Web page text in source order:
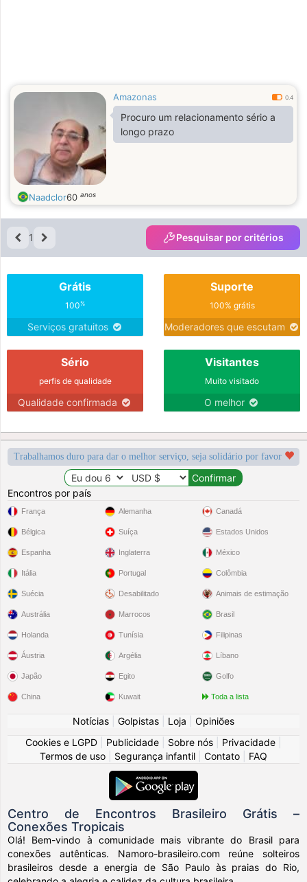
Amazonas 0.4
Procuro um relacionamento sério a
longo prazo
Naadclor60 anos
1 Pesquisar por critérios
Grátis
100%
Serviços gratuitos
Suporte
100% grátis
Moderadores que escutam
Sério
perfis de qualidade
Qualidade confirmada
Visitantes
Muito visitado
O melhor
Trabalhamos duro para dar o melhor serviço, seja solidário por favor
Encontros por país
França
Bélgica
Espanha
Itália
Suécia
Alemanha
Suíça
Inglaterra
Portugal
Desabilitado
Canadá
Estados Unidos
México
Colômbia
Animais de estimação
Austrália
Holanda
Áustria
Japão
China
Marrocos
Tunísia
Argélia
Egito
Kuwait
Brasil
Filipinas
Líbano
Golfo
Toda a lista
Notícias Golpistas Loja
Opiniões
Cookies e LGPD
Publicidade Sobre nós Privacidade
Termos de uso
Segurança infantil Contato FAQ
Centro de Encontros Brasileiro Grátis –
Conexões Tropicais
Olá! Bem-vindo à comunidade mais vibrante do Brasil para
conexões autênticas. Namoro-brasileiro.com reúne solteiros
brasileiros desde a energia de São Paulo às praias do Rio,